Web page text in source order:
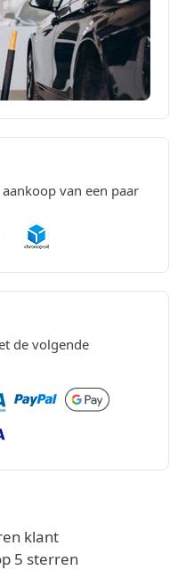
van een paar
de volgende
klant
5 sterren